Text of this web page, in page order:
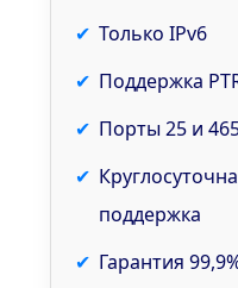
Только IPv6
Поддержка
Порты 25 и
поддержка
Гарантия